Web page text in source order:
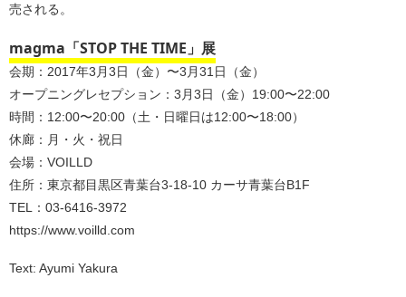
売される。
magma「STOP THE TIME」展
会期：2017年3月3日（金）〜3月31日（金）
オープニングレセプション：3月3日（金）19:00〜22:00
時間：12:00〜20:00（土・日曜日は12:00〜18:00）
休廊：月・火・祝日
会場：VOILLD
住所：東京都目黒区青葉台3-18-10 カーサ青葉台B1F
TEL：03-6416-3972
https://www.voilld.com
Text: Ayumi Yakura